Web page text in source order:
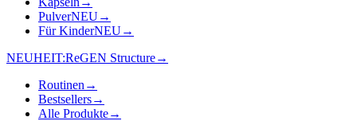
PulverNEU→
Für KinderNEU→
NEUHEIT:ReGEN Structure→
Routinen →
Bestsellers→
Alle Produkte→